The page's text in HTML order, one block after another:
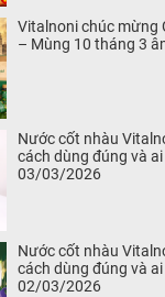
Vitalnoni chúc mừng
– Mùng 10 tháng 3
Nước cốt nhàu
cách dùng đúng và
03/03/2026
Nước cốt nhàu
cách dùng đúng và
02/03/2026